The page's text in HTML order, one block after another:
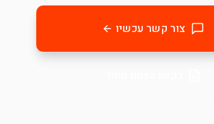
צור קשר עכשיו